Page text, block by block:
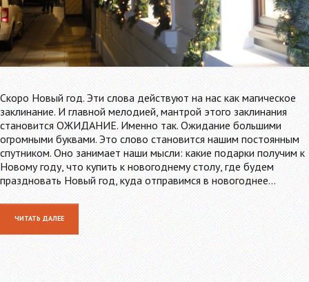
Скоро Новый год. Эти слова действуют на нас как магическое
заклинание. И главной мелодией, мантрой этого заклинания
становится ОЖИДАНИЕ. Именно так. Ожидание большими
огромными буквами. Это слово становится нашим постоянным
спутником. Оно занимает наши мысли: какие подарки получим к
Новому году, что купить к новогоднему столу, где будем
праздновать Новый год, куда отправимся в новогоднее…
ЧИТАТЬ ДАЛЕЕ